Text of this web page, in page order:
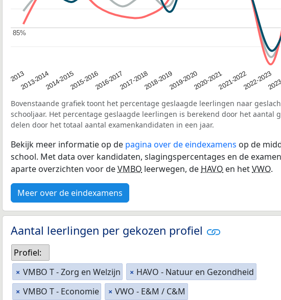
20132013-20142014-20152015-20162016-20172017-20182018-20192019-20202020-20212021-20222022-2023
85%
85%
Bovenstaande grafiek toont het percentage geslaagde leerlingen naar
schooljaar. Het percentage geslaagde leerlingen is berekend door het aantal
delen door het totaal aantal examenkandidaten in een jaar.
Bekijk meer informatie op de pagina over de eindexamens op de
school. Met data over kandidaten, slagingspercentages en de
aparte overzichten voor deVMBO leerwegen, de HAVO en hetVWO.
Meer over de eindexamens
Aantal leerlingen per gekozen profiel
Profiel:
× VMBO T - Zorg en Welzijn × HAVO - Natuur en Gezondheid
× VMBO T - Economie × VWO - E&M / C&M